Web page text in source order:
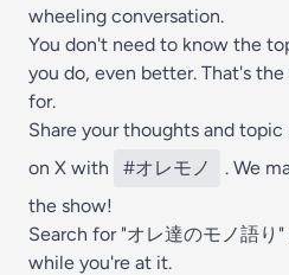
wheeling conversation.
You don't need to know the
you do, even better. That's
for.
Share your thoughts and
on X with
#オレモノ
. We
the show!
Search for "オレ達のモノ語り
while you're at it.